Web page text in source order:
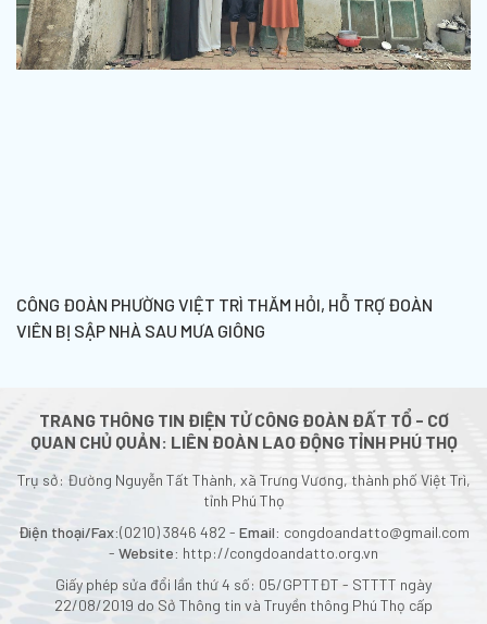
CÔNG ĐOÀN PHƯỜNG VIỆT TRÌ THĂM HỎI, HỖ TRỢ ĐOÀN
VIÊN BỊ SẬP NHÀ SAU MƯA GIÔNG
TRANG THÔNG TIN ĐIỆN TỬ CÔNG ĐOÀN ĐẤT TỔ - CƠ
QUAN CHỦ QUẢN: LIÊN ĐOÀN LAO ĐỘNG TỈNH PHÚ THỌ
Trụ sở: Đường Nguyễn Tất Thành, xã Trưng Vương, thành phố Việt Trì,
tỉnh Phú Thọ
Điện thoại/Fax:(0210) 3846 482 - Email: congdoandatto@gmail.com
- Website: http://congdoandatto.org.vn
Giấy phép sửa đổi lần thứ 4 số: 05/GPTTĐT - STTTT ngày
22/08/2019 do Sở Thông tin và Truyền thông Phú Thọ cấp